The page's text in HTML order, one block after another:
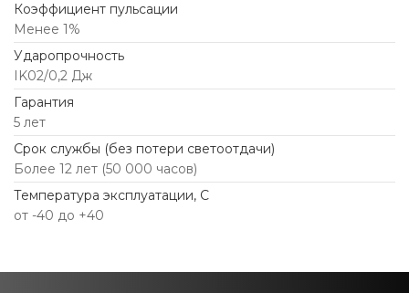
Коэффициент пульсации
Менее 1%
Ударопрочность
IK02/0,2 Дж
Гарантия
5 лет
Срок службы (без потери светоотдачи)
Более 12 лет (50 000 часов)
Температура эксплуатации, С
от -40 до +40